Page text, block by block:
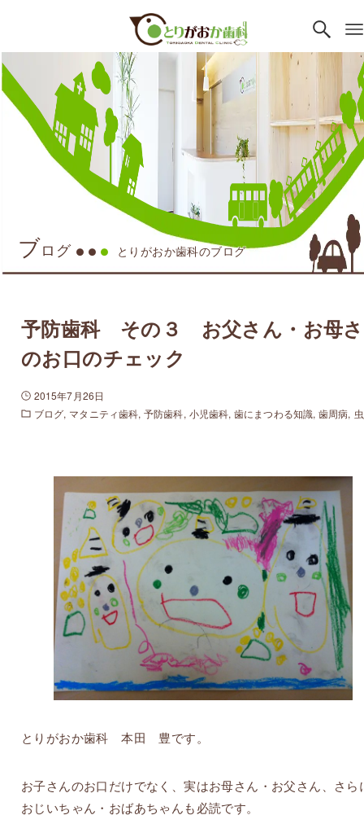
ブ ログ ●● ● とりがおか歯科のブログ
予防歯科 その３ お父さん・お母
のお口のチェック
2015年7月26日
ブログ マタニティ歯科 予防歯科 小児歯科 歯にまつわる知識 歯周病
とりがおか歯科 本田 豊です。
お子さんのお口だけでなく、実はお母さん・お父さん、さら
おじいちゃん・おばあちゃんも必読です。